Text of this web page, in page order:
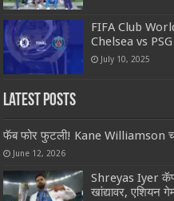
FIFA Club
Chelsea vs PSG
July 10, 2025
Latest Posts
फॅब फोर फुटली! Kane Williamson
June 12, 2026
Shreyas Iyer
खांद्यावर, एशियन